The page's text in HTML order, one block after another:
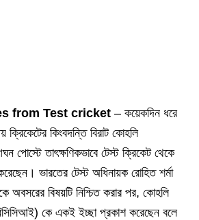
from Test cricket – কয়েকদিন ধরে
ক্রিকেটের কিংবদন্তি বিরাট কোহলি
পোস্টে তাৎক্ষণিকভাবে টেস্ট ক্রিকেট থেকে
ভারতের টেস্ট অধিনায়ক রোহিত শর্মা
অবসরের বিষয়টি নিশ্চিত করার পর, কোহলি
কে একই ইচ্ছা প্রকাশ করেছেন বলে